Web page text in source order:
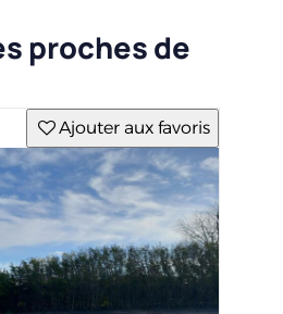
proches de
Ajouter aux favoris